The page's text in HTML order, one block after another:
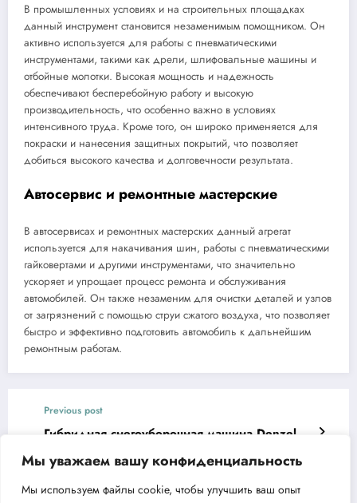
Мы уважаем вашу конфиденциальность
Мы используем файлы cookie, чтобы улучшить ваш опыт
В промышленных условиях и на строительных площадках
данный инструмент становится незаменимым помощником. Он
активно используется для работы с пневматическими
инструментами, такими как дрели, шлифовальные машины и
отбойные молотки. Высокая мощность и надежность
обеспечивают бесперебойную работу и высокую
производительность, что особенно важно в условиях
интенсивного труда. Кроме того, он широко применяется для
покраски и нанесения защитных покрытий, что позволяет
добиться высокого качества и долговечности результата.
Автосервис и ремонтные мастерские
В автосервисах и ремонтных мастерских данный агрегат
используется для накачивания шин, работы с пневматическими
гайковертами и другими инструментами, что значительно
ускоряет и упрощает процесс ремонта и обслуживания
автомобилей. Он также незаменим для очистки деталей и узлов
от загрязнений с помощью струи сжатого воздуха, что позволяет
быстро и эффективно подготовить автомобиль к дальнейшим
ремонтным работам.
Previous post
Гибридная снегоуборочная машина Denzel